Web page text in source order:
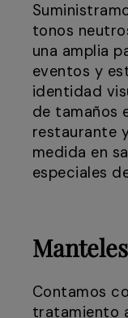
tonos
una amplia
eventos y
identidad
de tamaños
restaurante
medida en
especiales
Contamos
tratamiento